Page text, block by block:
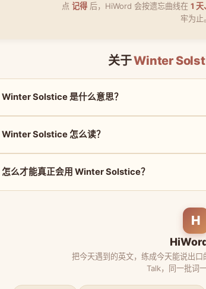
点 记得 后，HiWord 会按遗忘曲线在 1
牢为止。
关于Winter
Winter Solstice 是什么意思？
Winter Solstice 怎么读？
怎么才能真正会用 Winter Solstice？
H
把今天遇到的英文，练成今天能说出
Talk，同一批词